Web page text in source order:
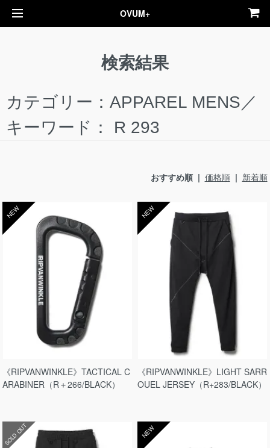
OVUM+
検索結果
カテゴリー：APPAREL MENS／
キーワード： R 293
おすすめ順 | 価格順| 新着順
NEW
《RIPVANWINKLE》TACTICAL C
ARABINER（R＋266/BLACK）
NEW
《RIPVANWINKLE》LIGHT SARR
OUEL JERSEY（R+283/BLACK）
SOLD OUT NEW